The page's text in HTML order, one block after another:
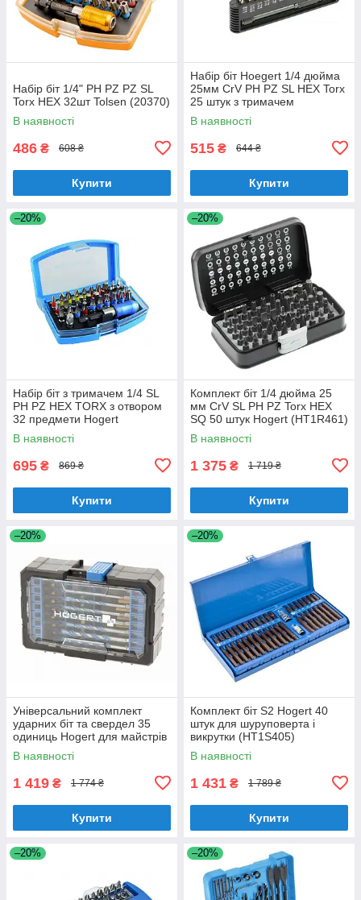
Набір біт 1/4" PH PZ PZ SL
Torx HEX 32шт Tolsen (20370)
В наявності
486 ₴ 608 ₴
Купити
Набір біт Hoegert 1/4 дюйма
25мм CrV PH PZ SL HEX Torx
25 штук з тримачем
(HT1S273)
В наявності
515 ₴ 644 ₴
Купити
–20%
Набір біт з тримачем 1/4 SL
PH PZ HEX TORX з отвором
32 предмети Hogert
(HT1S400)
В наявності
695 ₴ 869 ₴
Купити
–20%
Комплект біт 1/4 дюйма 25
мм CrV SL PH PZ Torx HEX
SQ 50 штук Hogert (HT1R461)
В наявності
1 375 ₴ 1 719 ₴
Купити
–20%
Універсальний комплект
ударних біт та свердел 35
одиниць Hogert для майстрів
(HT1S801)
В наявності
1 419 ₴ 1 774 ₴
Купити
–20%
Комплект біт S2 Hogert 40
штук для шуруповерта і
викрутки (HT1S405)
В наявності
1 431 ₴ 1 789 ₴
Купити
–20% –20%